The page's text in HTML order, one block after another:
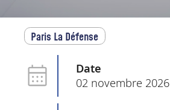
Paris La Défense
Date
02 novembre 2026